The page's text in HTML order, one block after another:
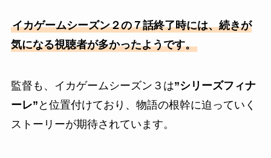
イカゲームシーズン２の７話終了時には、続きが
気になる視聴者が多かったようです。
監督も、イカゲームシーズン３は”シリーズフィナ
ーレ” と位置付けており、物語の根幹に迫っていく
ストーリーが期待されています。